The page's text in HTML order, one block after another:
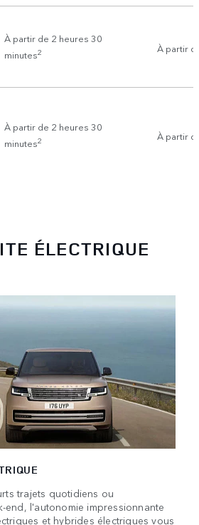
À partir de 2 heures 30
minutes2 À partir
À partir de 2 heures 30
minutes2 À partir
ÉLECTRIQUE
trajets quotidiens ou
end, l'autonomie impressionnante
et hybrides électriques vous